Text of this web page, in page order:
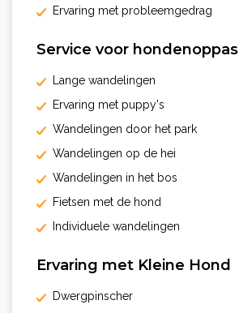
Ervaring met probleemgedrag
Service voor hondenoppas
Lange wandelingen
Ervaring met puppy's
Wandelingen door het park
Wandelingen op de hei
Wandelingen in het bos
Fietsen met de hond
Individuele wandelingen
Ervaring met Kleine Hond
Dwergpinscher